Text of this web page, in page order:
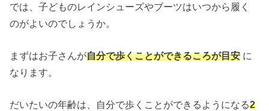
では、子どものレインシューズやブーツはいつから履く
のがよいのでしょうか。
まずはお子さんが自分で歩くことができるころが目安 に
なります。
だいたいの年齢は、自分で歩くことができるようになる2